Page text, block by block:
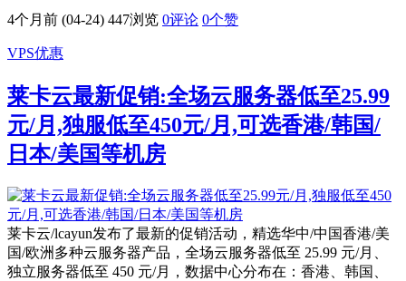
4个月前 (04-24) 447浏览 0评论 0个赞
VPS优惠
莱卡云最新促销:全场云服务器低至25.99
元/月,独服低至450元/月,可选香港/韩国/
日本/美国等机房
莱卡云/lcayun发布了最新的促销活动，精选华中/中国香港/美
国/欧洲多种云服务器产品，全场云服务器低至 25.99 元/月、
独立服务器低至 450 元/月，数据中心分布在：香港、韩国、